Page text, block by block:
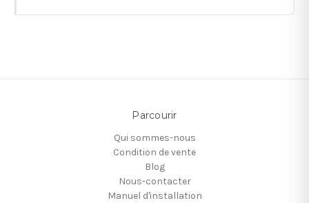
Parcourir
Qui sommes-nous
Condition de vente
Blog
Nous-contacter
Manuel d'installation